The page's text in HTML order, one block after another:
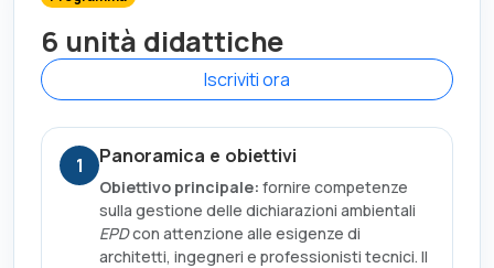
6 unità didattiche
Iscriviti ora
1 Panoramica e obiettivi
Obiettivo principale: fornire competenze
sulla gestione delle dichiarazioni ambientali
EPDcon attenzione alle esigenze di
architetti, ingegneri e professionisti tecnici. Il